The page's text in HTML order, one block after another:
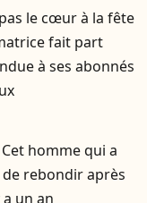
le cœur à la fête
fait part
à ses abonnés
homme qui a
de rebondir après
un an